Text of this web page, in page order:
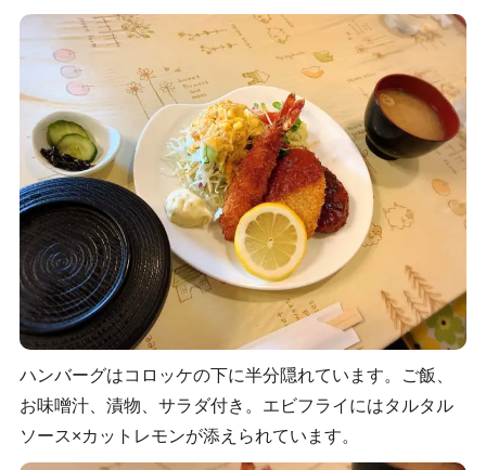
ハンバーグはコロッケの下に半分隠れています。ご飯、
お味噌汁、漬物、サラダ付き。エビフライにはタルタル
ソース×カットレモンが添えられています。